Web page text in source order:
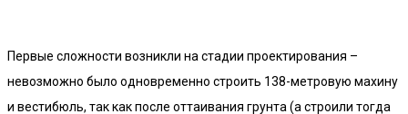
Первые сложности возникли на стадии проектирования –
невозможно было одновременно строить 138-метровую махину
и вестибюль, так как после оттаивания грунта (а строили тогда